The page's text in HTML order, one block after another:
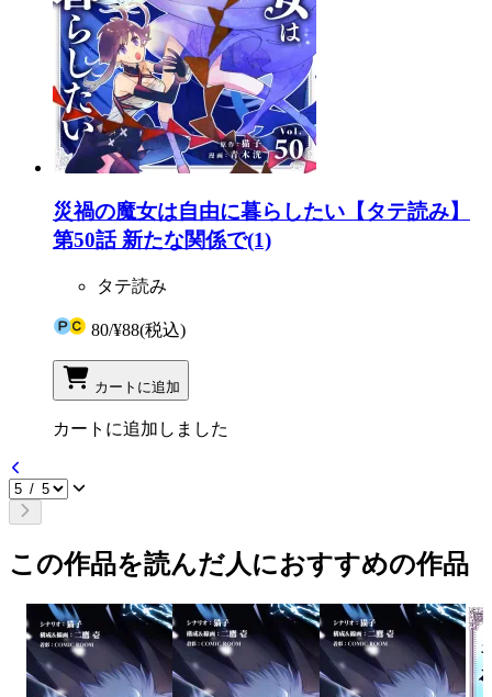
災禍の魔女は自由に暮らしたい【タテ読み】
第50話 新たな関係で(1)
タテ読み
80/¥88(税込)
カートに追加
カートに追加しました
この作品を読んだ人におすすめの作品